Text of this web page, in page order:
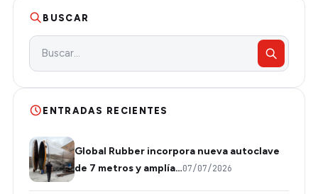
BUSCAR
ENTRADAS RECIENTES
Global Rubber incorpora nueva autoclave
de 7 metros y amplía…07/07/2026